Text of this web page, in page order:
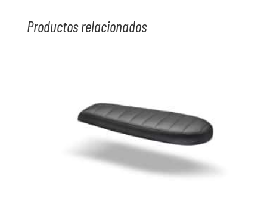
Productos relacionados